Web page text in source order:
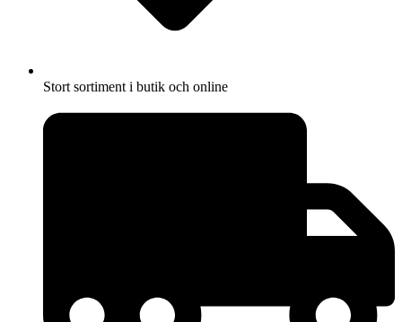
Stort sortiment i butik och online